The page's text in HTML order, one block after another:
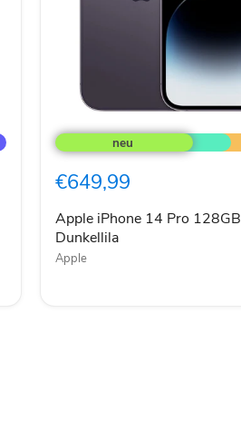
iPhone
14
128GB
€649,99
Apple iPhone 14 Pro 128GB
Dunkellila
Apple